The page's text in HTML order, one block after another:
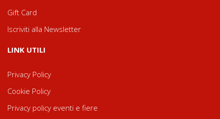
Gift Card
Iscriviti alla Newsletter
LINK UTILI
Privacy Policy
Cookie Policy
Privacy policy eventi e fiere